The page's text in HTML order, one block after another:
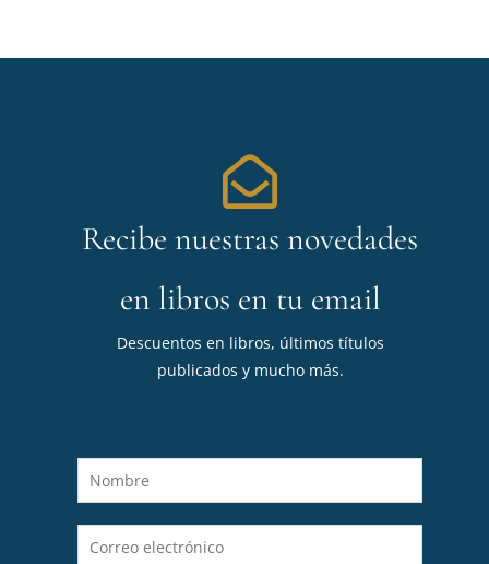
Recibe nuestras novedades
en libros en tu email
Descuentos en libros, últimos títulos
publicados y mucho más.
o
m